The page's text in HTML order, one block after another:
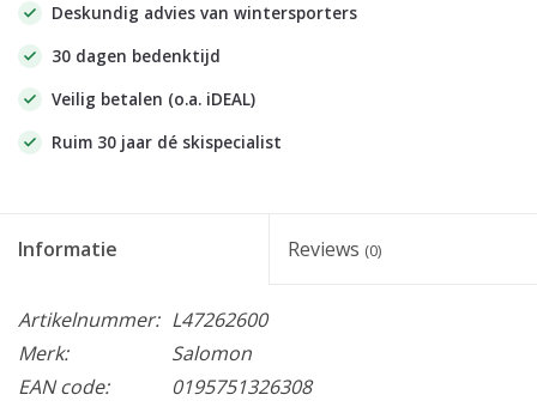
Deskundig advies van wintersporters
30 dagen bedenktijd
Veilig betalen (o.a. iDEAL)
Ruim 30 jaar dé skispecialist
Informatie Reviews (0)
Artikelnummer: L47262600
Merk:
Salomon
EAN code:
0195751326308